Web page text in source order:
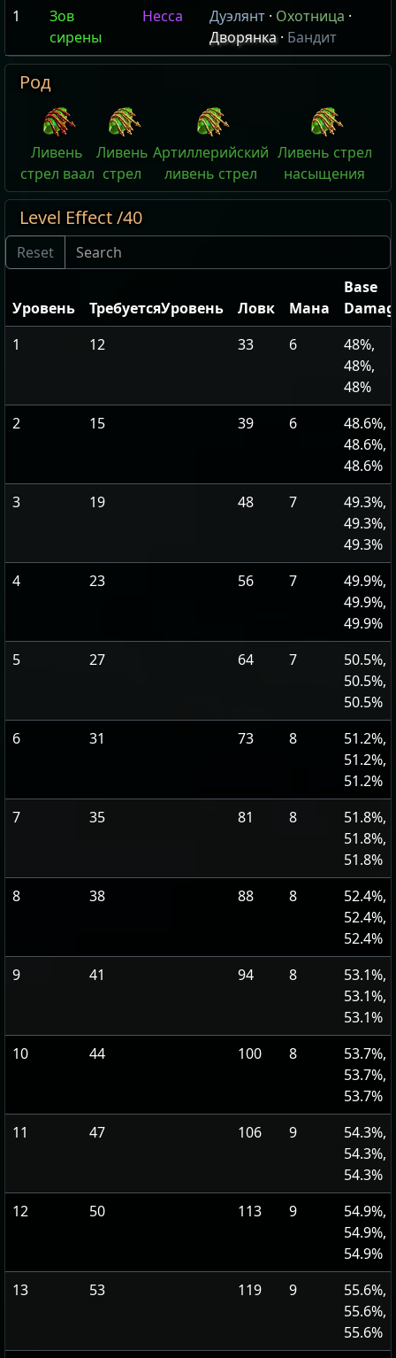
1
Зов
сирены
Несса Дуэлянт · Охотница ·
Дворянка· Бандит
Род
Ливень
стрел ваал
Ливень
стрел
Артиллерийский
ливень стрел
Ливень стрел
насыщения
Level Effect /40
Уровень ТребуетсяУровень Ловк Мана
Base
1
12 33 6
48%,
48%,
48%
2
15 39 6
48.6%,
48.6%,
48.6%
3
19 48 7
49.3%,
49.3%,
49.3%
4
23 56 7
49.9%,
49.9%,
49.9%
5
27 64 7
50.5%,
50.5%,
50.5%
6
31 73 8
51.2%,
51.2%,
51.2%
7
35 81 8
51.8%,
51.8%,
51.8%
8
38 88 8
52.4%,
52.4%,
52.4%
9
41 94 8
53.1%,
53.1%,
53.1%
10
44 100 8
53.7%,
53.7%,
53.7%
11
47 106 9
54.3%,
54.3%,
54.3%
12
50 113 9
54.9%,
54.9%,
54.9%
13
53 119 9
55.6%,
55.6%,
55.6%